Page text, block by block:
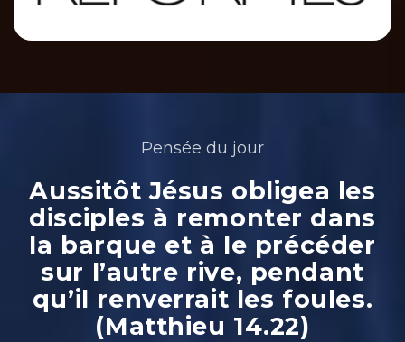
Pensée du jour
Aussitôt Jésus obligea les
disciples à remonter dans
la barque et à le précéder
sur l’autre rive, pendant
qu’il renverrait les foules.
(Matthieu 14.22)